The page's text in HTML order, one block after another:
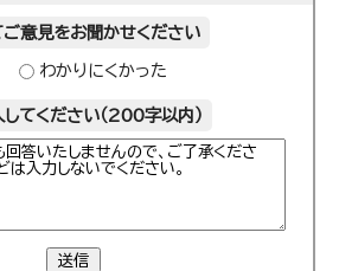
意見をお聞かせください
わかりにくかった
てください（200字以内）
送信